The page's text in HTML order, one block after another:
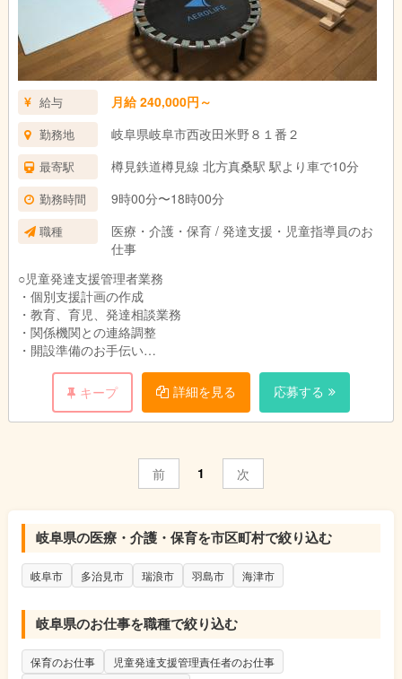
給与 月給 240,000円～
勤務地 岐阜県岐阜市西改田米野８１番２
最寄駅 樽見鉄道樽見線 北方真桑駅 駅より車で10分
勤務時間 9時00分〜18時00分
職種
医療・介護・保育 / 発達支援・児童指導員のお
仕事
○児童発達支援管理者業務
・個別支援計画の作成
・教育、育児、発達相談業務
・関係機関との連絡調整
・開設準備のお手伝い
※増員による募集です。
※ご応募の際は児童発達支援管理責任者と普通自動車運転免許
（ＡＴ限定可）の両方が必須となります。
キープ 詳細を見る 応募する
前 1 次
岐阜県の医療・介護・保育を市区町村で絞り込む
岐阜市 多治見市 瑞浪市 羽島市 海津市
岐阜県のお仕事を職種で絞り込む
保育のお仕事
児童発達支援管理責任者のお仕事